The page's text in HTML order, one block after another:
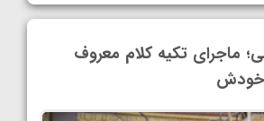
ماجرای تکیه کلام معروف
خودش